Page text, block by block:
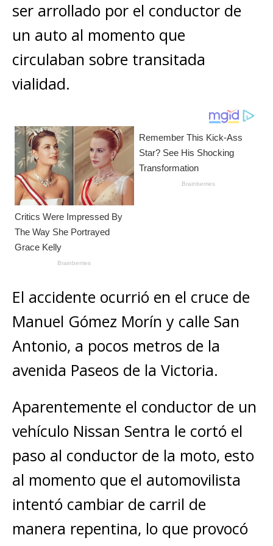
p o
k
e
r
k
ti
r
ser arrollado por el conductor de
un auto al momento que
circulaban sobre transitada
vialidad.
El accidente ocurrió en el cruce de
Manuel Gómez Morín y calle San
Antonio, a pocos metros de la
avenida Paseos de la Victoria.
Aparentemente el conductor de un
vehículo Nissan Sentra le cortó el
paso al conductor de la moto, esto
al momento que el automovilista
intentó cambiar de carril de
manera repentina, lo que provocó